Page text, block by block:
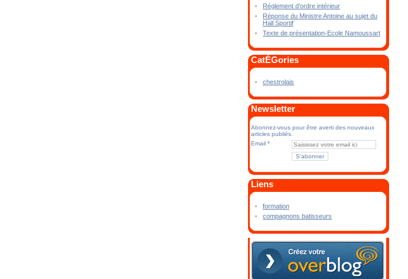
Réglement d'ordre intérieur
Réponse du Ministre Antoine au sujet du
Hall Sportif
Texte de présentation-Ecole Namoussart
CatÉGories
chestrolais
Newsletter
Abonnez-vous pour être averti des nouveaux
articles publiés.
Email
Liens
formation
compagnons batisseurs